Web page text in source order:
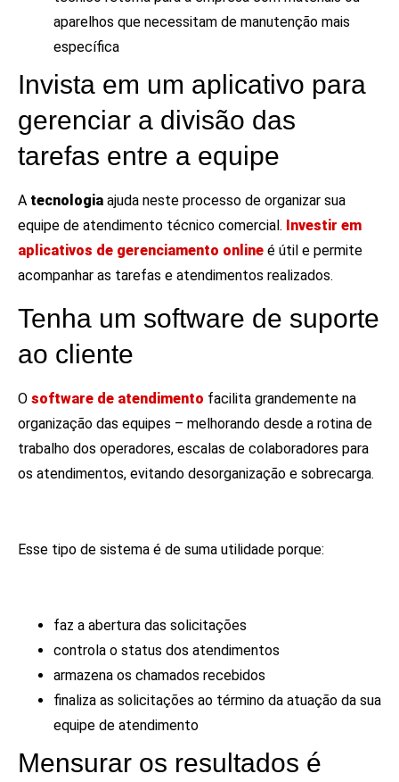
aparelhos que necessitam de manutenção mais
específica
Invista em um aplicativo para
gerenciar a divisão das
tarefas entre a equipe
A tecnologia ajuda neste processo de organizar sua
equipe de atendimento técnico comercial. Investir em
aplicativos de gerenciamento online é útil e permite
acompanhar as tarefas e atendimentos realizados.
Tenha um software de suporte
ao cliente
O software de atendimento facilita grandemente na
organização das equipes – melhorando desde a rotina de
trabalho dos operadores, escalas de colaboradores para
os atendimentos, evitando desorganização e sobrecarga.
Esse tipo de sistema é de suma utilidade porque:
faz a abertura das solicitações
controla o status dos atendimentos
armazena os chamados recebidos
finaliza as solicitações ao término da atuação da sua
equipe de atendimento
Mensurar os resultados é